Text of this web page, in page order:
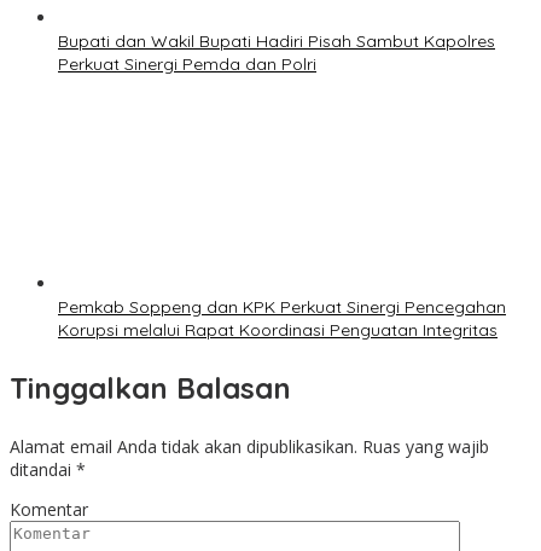
Bupati dan Wakil Bupati Hadiri Pisah Sambut Kapolres
Perkuat Sinergi Pemda dan Polri
Pemkab Soppeng dan KPK Perkuat Sinergi Pencegahan
Korupsi melalui Rapat Koordinasi Penguatan Integritas
Tinggalkan Balasan
Alamat email Anda tidak akan dipublikasikan. Ruas yang wajib
ditandai *
Komentar